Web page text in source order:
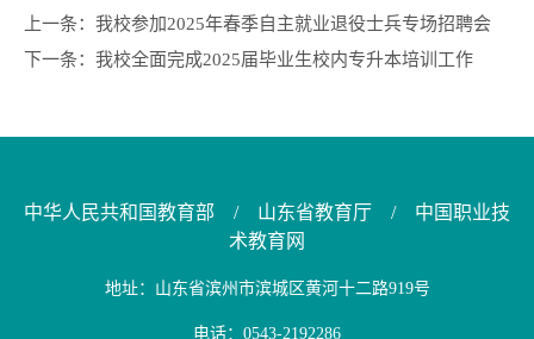
上一条： 我校参加2025年春季自主就业退役士兵专场招聘会
下一条： 我校全面完成2025届毕业生校内专升本培训工作
中华人民共和国教育部 / 山东省教育厅 /
中国职业技
术教育网
地址：山东省滨州市滨城区黄河十二路919号
电话：0543-2192286